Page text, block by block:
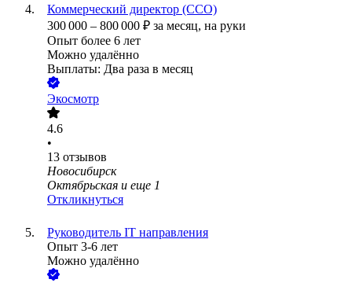
Коммерческий директор (CCO)
300 000 – 800 000 ₽ за месяц, на руки
Опыт более 6 лет
Можно удалённо
Выплаты: Два раза в месяц
Экосмотр
4.6
•
13 отзывов
Новосибирск
Октябрьская и еще 1
Откликнуться
Руководитель IT направления
Опыт 3-6 лет
Можно удалённо